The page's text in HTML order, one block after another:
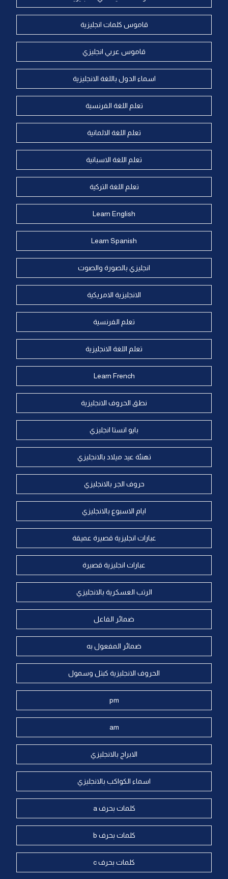
قاموس كلمات انجليزية
قاموس عربي انجليزي
اسماء الدول باللغة الانجليزية
تعلم اللغة الفرنسية
تعلم اللغة الالمانية
تعلم اللغة الاسبانية
تعلم اللغة التركية
Learn English
Learn Spanish
انجليزي بالصورة والصوت
الانجليزية الامريكية
تعلم الفرنسية
تعلم اللغة الانجليزية
Learn French
نطق الحروف الانجليزية
بايو انستا انجليزي
تهنئة عيد ميلاد بالانجليزي
حروف الجر بالانجليزي
ايام الاسبوع بالانجليزي
عبارات انجليزية قصيرة عميقة
عبارات انجليزية قصيرة
الرتب العسكرية بالانجليزي
ضمائر الفاعل
ضمائر المفعول به
الحروف الانجليزية كبتل وسمول
pm
am
الابراج بالانجليزي
اسماء الكواكب بالانجليزي
كلمات بحرف a
كلمات بحرف b
كلمات بحرف c